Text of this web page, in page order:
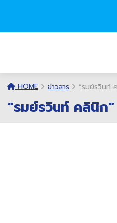
HOME ข่าวสาร “รมย์รวินท์
“รมย์รวินท์ คลินิก